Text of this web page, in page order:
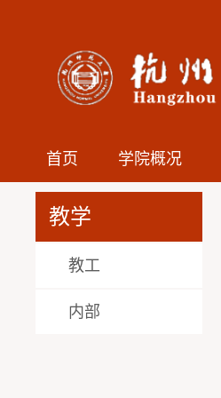
首页 学院概况
教学
教工
内部